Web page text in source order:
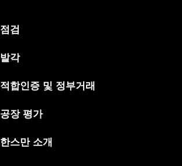
점검
발각
적합인증 및 정부거래
공장 평가
한스만 소개